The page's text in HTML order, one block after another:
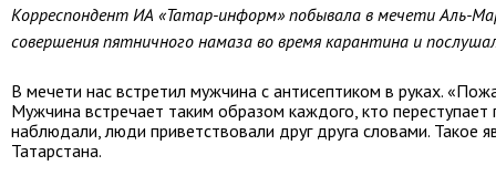
Корреспондент ИА «Татар-информ» побывала в мечети Аль-
совершения пятничного намаза во время карантина и
В мечети нас встретил мужчина с антисептиком в руках.
Мужчина встречает таким образом каждого, кто
наблюдали, люди приветствовали друг друга словами. Такое
Татарстана.